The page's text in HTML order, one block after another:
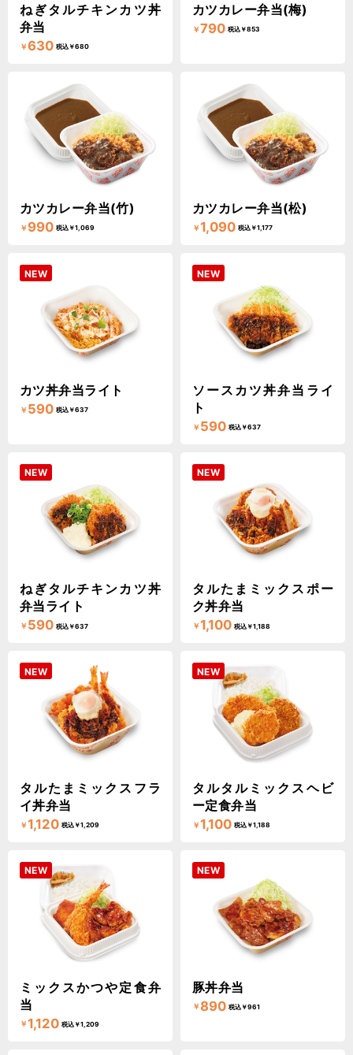
ねぎタルチキンカツ丼
弁当
￥630 税込￥680
カツカレー弁当(梅)
￥790 税込￥853
カツカレー弁当(竹)
￥ 990 税込￥1,069
カツカレー弁当(松)
￥1,090 税込￥1,177
NEW
カツ丼弁当ライト
￥ 590 税込￥637
NEW
ソースカツ丼弁当ライ
ト
￥ 590 税込￥637
NEW
ねぎタルチキンカツ丼
弁当ライト
￥ 590 税込￥637
NEW
タルたまミックスポー
ク丼弁当
￥1,100 税込￥1,188
NEW
タルたまミックスフラ
イ丼弁当
￥1,120 税込￥1,209
NEW
タルタルミックスヘビ
ー定食弁当
￥1,100 税込￥1,188
NEW
ミックスかつや定食弁
当
￥1,120 税込￥1,209
NEW
豚丼弁当
￥890 税込￥961